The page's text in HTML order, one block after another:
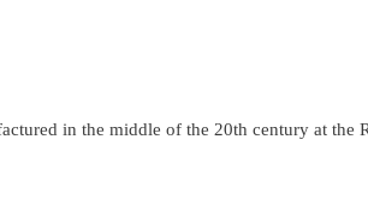
in the middle of the 20th century at the